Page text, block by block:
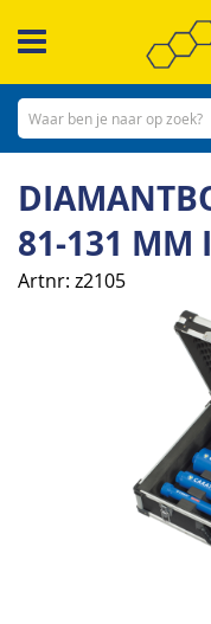
naar
inhoud
81-131 MM
Artnr z2105
afbeeldingen-